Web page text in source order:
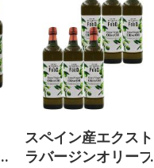
スペイン産エクスト
ラバージンオリーブ